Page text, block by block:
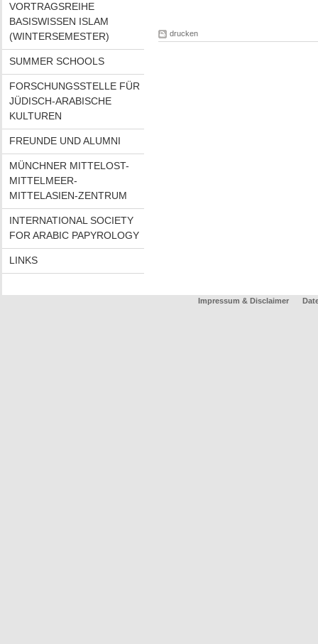
VORTRAGSREIHE
BASISWISSEN ISLAM
(WINTERSEMESTER)
SUMMER SCHOOLS
FORSCHUNGSSTELLE FÜR
JÜDISCH-ARABISCHE
KULTUREN
FREUNDE UND ALUMNI
MÜNCHNER MITTELOST-
MITTELMEER-
MITTELASIEN-ZENTRUM
INTERNATIONAL SOCIETY
FOR ARABIC PAPYROLOGY
LINKS
drucken
Impressum & Disclaimer